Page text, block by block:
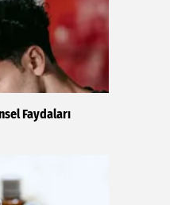
Faydaları